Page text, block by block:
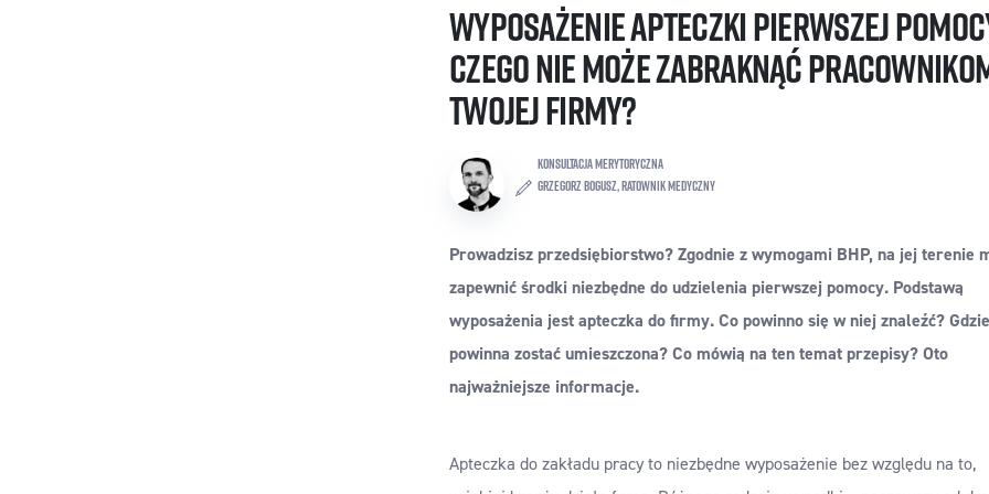
Wyposażenie apteczki pierwszej
Czego nie może zabraknąć
Twojej firmy?
KONSULTACJA MERYTORYCZNA
Grzegorz Bogusz, ratownik medyczny
Prowadzisz przedsiębiorstwo? Zgodnie z wymogami BHP, na jej terenie
zapewnić środki niezbędne do udzielenia pierwszej pomocy. Podstawą
wyposażenia jest apteczka do firmy. Co powinno się w niej znaleźć? Gdzie
powinna zostać umieszczona? Co mówią na ten temat przepisy? Oto
najważniejsze informacje.
Apteczka do zakładu pracy to niezbędne wyposażenie bez względu na to,